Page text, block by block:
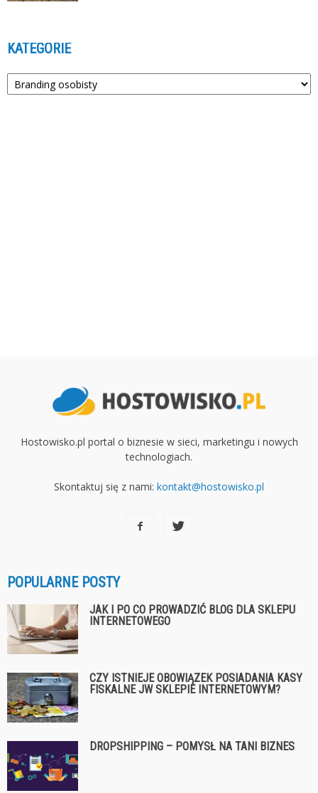
KATEGORIE
Kategorie
Hostowisko.pl portal o biznesie w sieci, marketingu i nowych
technologiach.
Skontaktuj się z nami: kontakt@hostowisko.pl
POPULARNE POSTY
JAK I PO CO PROWADZIĆ BLOG DLA SKLEPU
INTERNETOWEGO
CZY ISTNIEJE OBOWIĄZEK POSIADANIA KASY
FISKALNE JW SKLEPIE INTERNETOWYM?
DROPSHIPPING – POMYSŁ NA TANI BIZNES